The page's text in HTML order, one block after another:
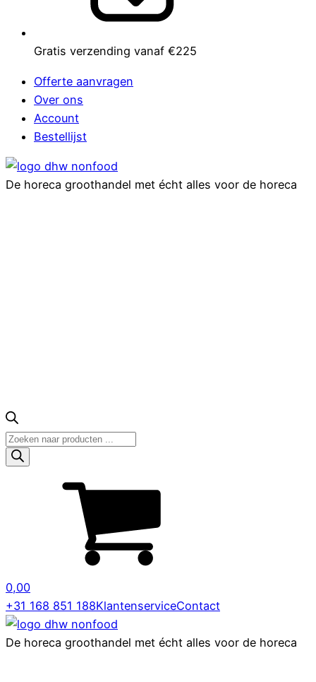
Gratis verzending vanaf €225
Offerte aanvragen
Over ons
Account
Bestellijst
De horeca groothandel met écht alles voor de horeca
Producten
zoeken
0,00
+31 168 851 188KlantenserviceContact
De horeca groothandel met écht alles voor de horeca